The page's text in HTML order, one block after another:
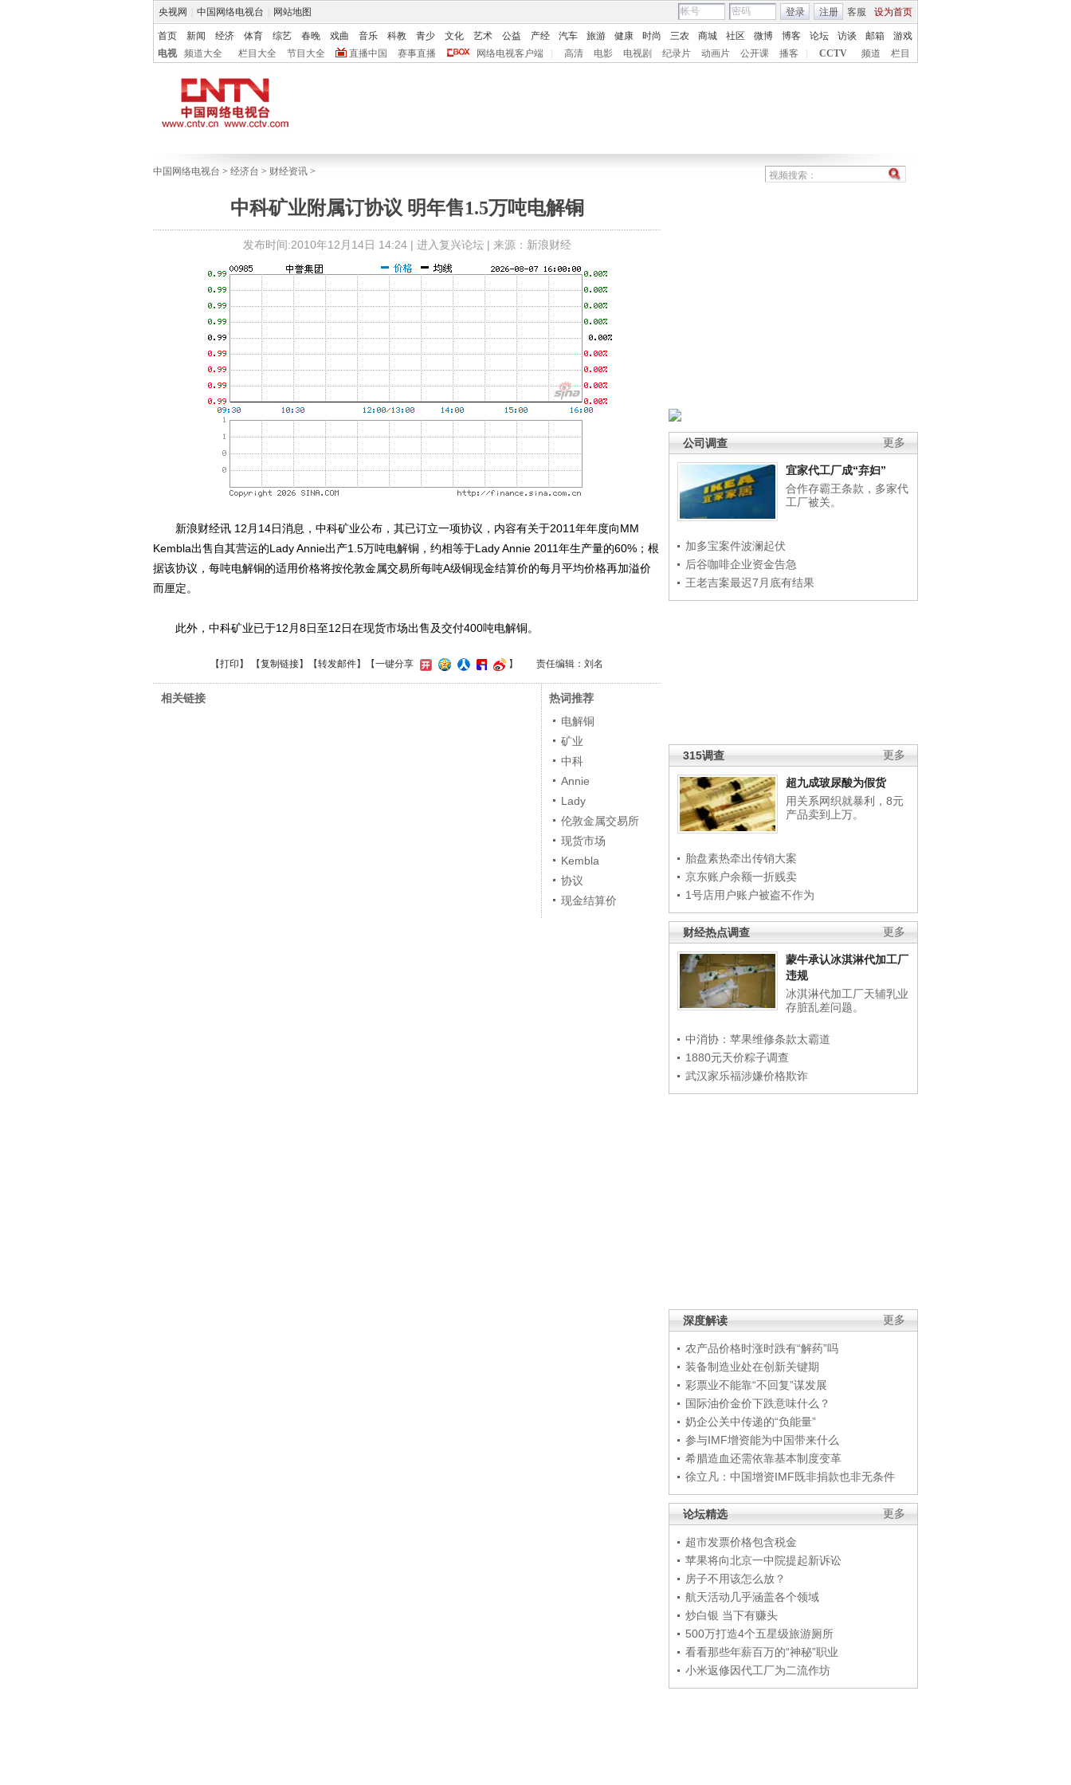
央视网 中国网络电视台 网站地图 客服 设为首页
登录 注册
首页 新闻 经济 体育 综艺 春晚 戏曲 音乐 科教 青少 文化 艺术 公益 产经 汽车 旅游 健康 时尚 三农 商城 社区 微博 博客 论坛 访谈 邮箱
游戏
电视
频道大全 栏目大全 节目大全 直播中国 赛事直播 网络电视客户端 高清 电影 电视剧 纪录片 动画片 公开课 播客 CCTV 频道 栏目
中国网络电视台 > 经济台 > 财经资讯 >
中科矿业附属订协议 明年售1.5万吨电解铜
发布时间:2010年12月14日 14:24 | 进入复兴论坛| 来源：新浪财经
更多
公司调查
宜家代工厂成“弃妇”
合作存霸王条款，多家代
工厂被关。
加多宝案件波澜起伏
后谷咖啡企业资金告急
王老吉案最迟7月底有结果
更多
315调查
超九成玻尿酸为假货
用关系网织就暴利，8元
产品卖到上万。
胎盘素热牵出传销大案
京东账户余额一折贱卖
1号店用户账户被盗不作为
更多
财经热点调查
蒙牛承认冰淇淋代加工厂
违规
冰淇淋代加工厂天辅乳业
存脏乱差问题。
中消协：苹果维修条款太霸道
1880元天价粽子调查
武汉家乐福涉嫌价格欺诈
更多
深度解读
农产品价格时涨时跌有“解药”吗
装备制造业处在创新关键期
彩票业不能靠“不回复”谋发展
国际油价金价下跌意味什么？
奶企公关中传递的“负能量”
参与IMF增资能为中国带来什么
希腊造血还需依靠基本制度变革
徐立凡：中国增资IMF既非捐款也非无条件
更多
论坛精选
超市发票价格包含税金
苹果将向北京一中院提起新诉讼
房子不用该怎么放？
航天活动几乎涵盖各个领域
炒白银 当下有赚头
500万打造4个五星级旅游厕所
看看那些年薪百万的“神秘”职业
小米返修因代工厂为二流作坊
新浪财经讯 12月14日消息，中科矿业公布，其已订立一项协议，内容有关于2011年年度向MM
Kembla出售自其营运的Lady Annie出产1.5万吨电解铜，约相等于Lady Annie 2011年生产量的60%；根
据该协议，每吨电解铜的适用价格将按伦敦金属交易所每吨A级铜现金结算价的每月平均价格再加溢价
而厘定。
此外，中科矿业已于12月8日至12日在现货市场出售及交付400吨电解铜。
【打印 】 【复制链接】【转发邮件】 【一键分享 】 责任编辑：刘名
相关链接
热词推荐
电解铜
矿业
中科
Annie
Lady
伦敦金属交易所
现货市场
Kembla
协议
现金结算价